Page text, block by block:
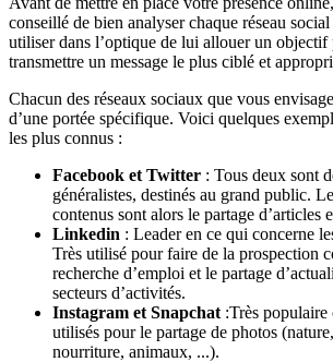
conseillé de bien analyser chaque réseau
utiliser dans l’optique de lui allouer un objectif
transmettre un message le plus ciblé et
Chacun des réseaux sociaux que vous
d’une portée spécifique. Voici quelques
les plus connus :
Facebook et Twitter : Tous deux sont
généralistes, destinés au grand public.
contenus sont alors le partage d’articles
Linkedin : Leader en ce qui concerne
Très utilisé pour faire de la prospection
recherche d’emploi et le partage
secteurs d’activités.
Instagram et Snapchat :Très populaire
utilisés pour le partage de photos
nourriture, animaux, ...).